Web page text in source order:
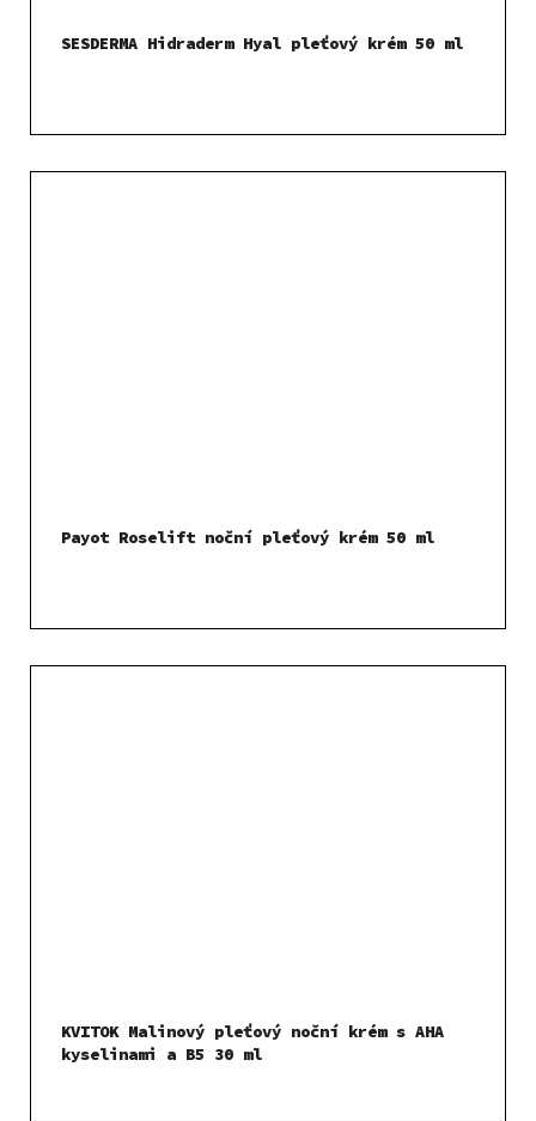
SESDERMA Hidraderm Hyal pleťový krém 50 ml
Payot Roselift noční pleťový krém 50 ml
KVITOK Malinový pleťový noční krém s AHA
kyselinami a B5 30 ml